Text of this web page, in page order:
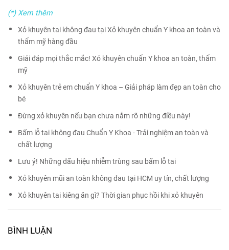
(*) Xem thêm
Xỏ khuyên tai không đau tại Xỏ khuyên chuẩn Y khoa an toàn và
thẩm mỹ hàng đầu
Giải đáp mọi thắc mắc! Xỏ khuyên chuẩn Y khoa an toàn, thẩm
mỹ
Xỏ khuyên trẻ em chuẩn Y khoa – Giải pháp làm đẹp an toàn cho
bé
Đừng xỏ khuyên nếu bạn chưa nắm rõ những điều này!
Bấm lỗ tai không đau Chuẩn Y Khoa - Trải nghiệm an toàn và
chất lượng
Lưu ý! Những dấu hiệu nhiễm trùng sau bấm lỗ tai
Xỏ khuyên mũi an toàn không đau tại HCM uy tín, chất lượng
Xỏ khuyên tai kiêng ăn gì? Thời gian phục hồi khi xỏ khuyên
BÌNH LUẬN